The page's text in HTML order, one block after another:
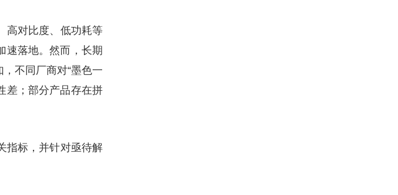
高对比度、低功耗等
速落地。然而，长期
不同厂商对“墨色一
差；部分产品存在拼
指标，并针对亟待解